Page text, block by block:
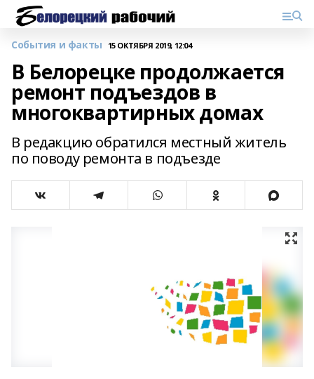
События и факты 15 ОКТЯБРЯ 2019, 12:04
В Белорецке продолжается
ремонт подъездов в
многоквартирных домах
В редакцию обратился местный житель
по поводу ремонта в подъезде